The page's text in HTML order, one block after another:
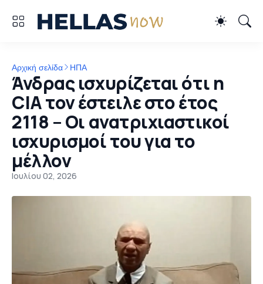
Αρχική σελίδα ΗΠΑ
Άνδρας ισχυρίζεται ότι η
CIA τον έστειλε στο έτος
2118 – Οι ανατριχιαστικοί
ισχυρισμοί του για το
μέλλον
Ιουλίου 02, 2026